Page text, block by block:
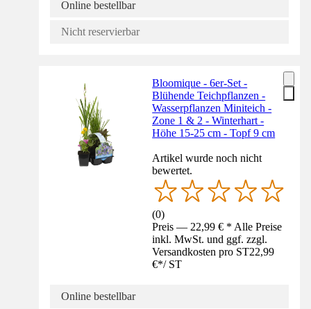
Online bestellbar
Nicht reservierbar
Bloomique - 6er-Set -
Blühende Teichpflanzen -
Wasserpflanzen Miniteich -
Zone 1 & 2 - Winterhart -
Höhe 15-25 cm - Topf 9 cm
Artikel wurde noch nicht
bewertet.
(0)
Preis — 22,99 € * Alle Preise
inkl. MwSt. und ggf. zzgl.
Versandkosten pro ST22,99
€*/ ST
Online bestellbar